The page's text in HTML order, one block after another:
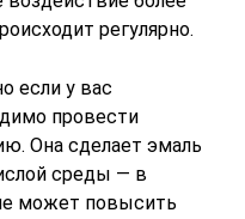
регулярно.
если у вас
провести
Она сделает эмаль
среды — в
может повысить